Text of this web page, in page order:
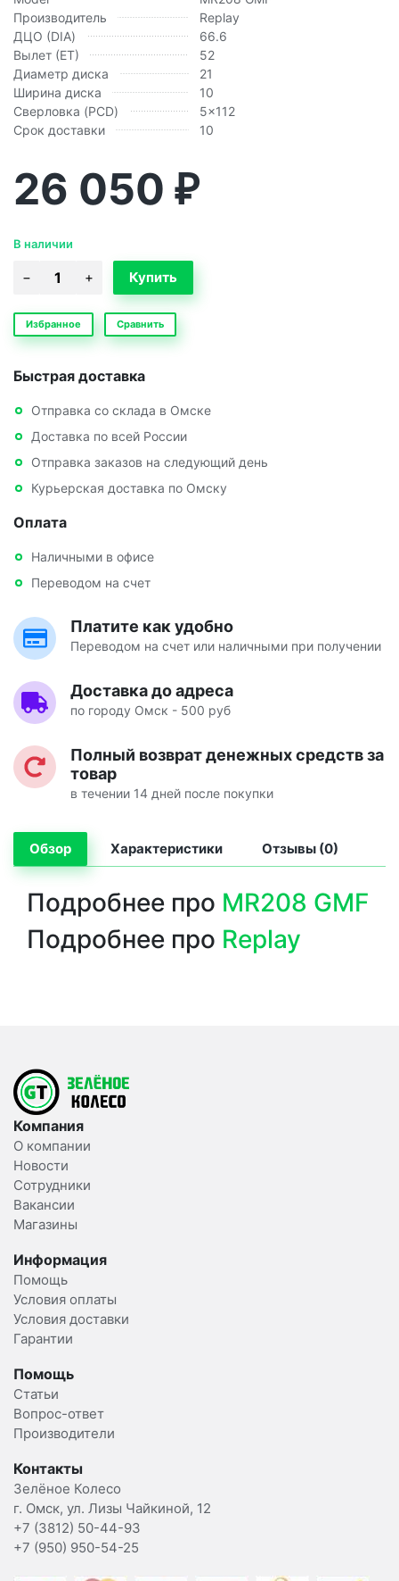
Производитель
Replay
ДЦО (DIA)
66.6
Вылет (ЕТ)
52
Диаметр диска
21
Ширина диска
10
Сверловка (PCD)
5x112
Срок доставки
10
26 050 ₽
В наличии
Избранное Сравнить
Быстрая доставка
Отправка со склада в Омске
Доставка по всей России
Отправка заказов на следующий день
Курьерская доставка по Омску
Оплата
Наличными в офисе
Переводом на счет
Платите как удобно
Переводом на счет или наличными при получении
Доставка до адреса
по городу Омск - 500 руб
Полный возврат денежных средств за
товар
в течении 14 дней после покупки
Обзор Характеристики Отзывы (0)
Подробнее про MR208 GMF
Подробнее про Replay
Компания
О компании
Новости
Сотрудники
Вакансии
Магазины
Информация
Помощь
Условия оплаты
Условия доставки
Гарантии
Помощь
Статьи
Вопрос-ответ
Производители
Контакты
Зелёное Колесо
г. Омск, ул. Лизы Чайкиной, 12
+7 (3812) 50-44-93
+7 (950) 950-54-25